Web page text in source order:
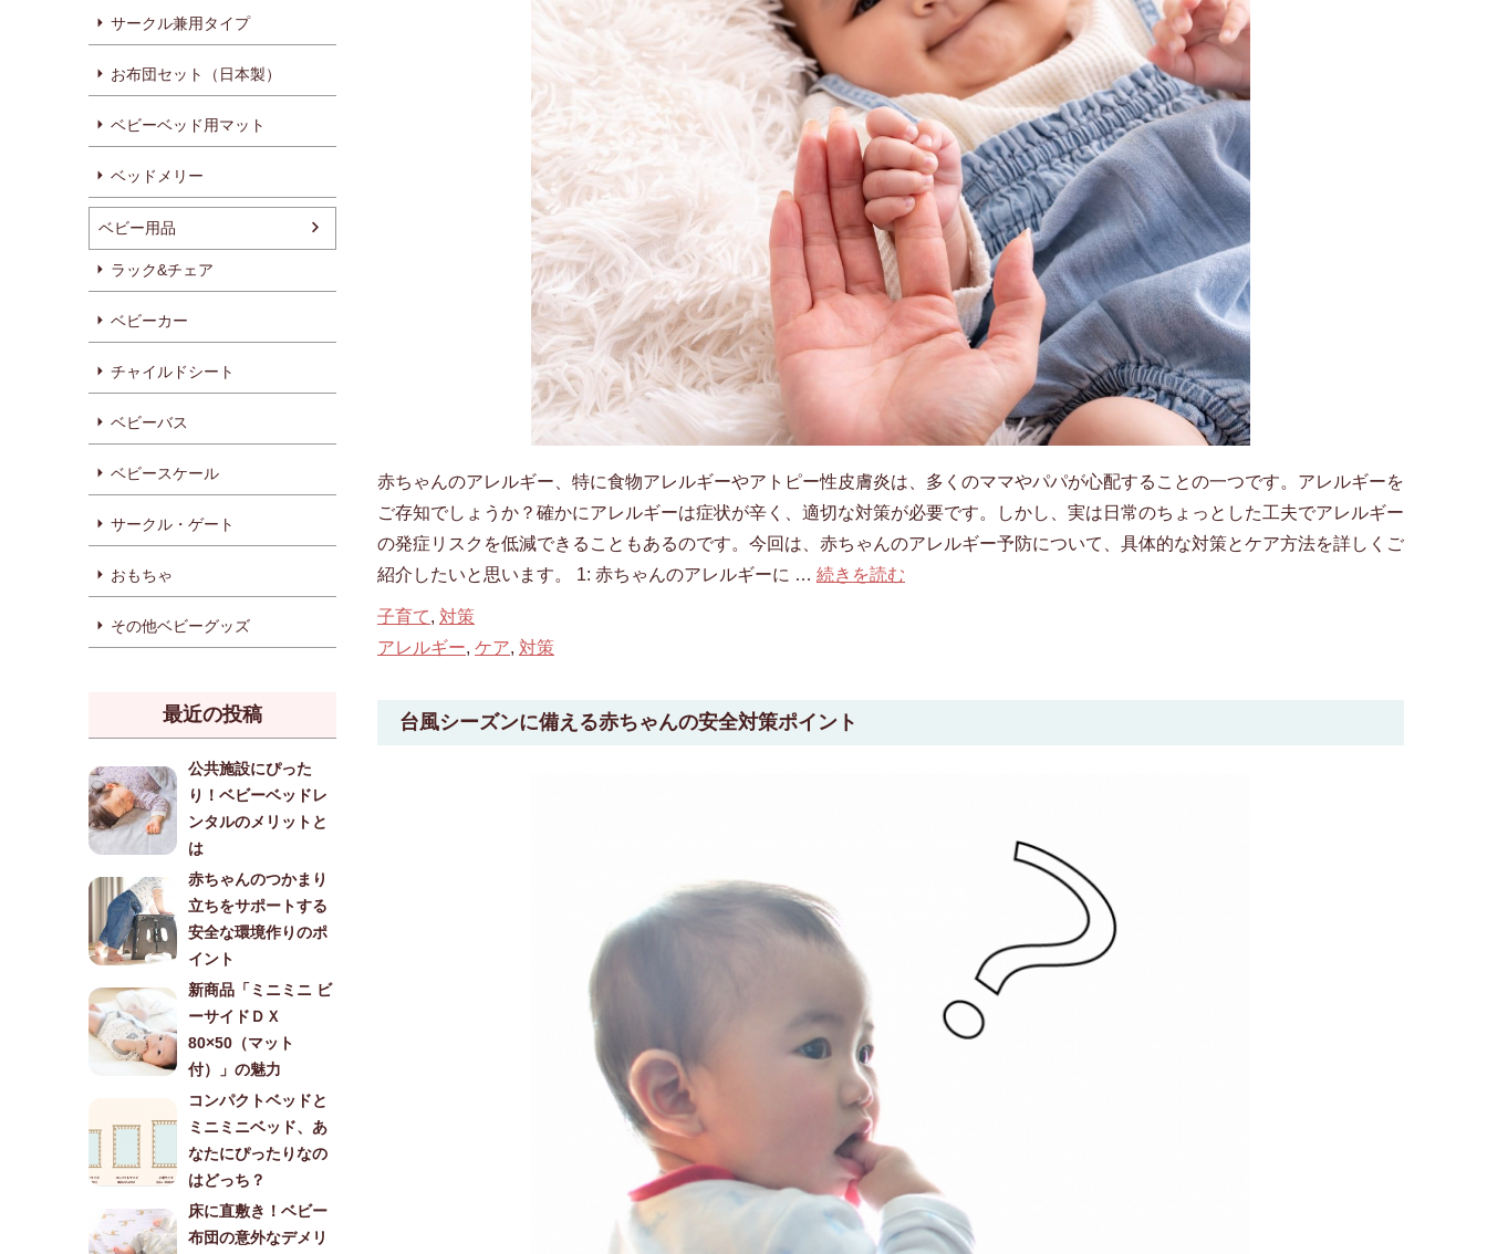
サークル兼用タイプ
お布団セット（日本製）
ベビーベッド用マット
ベッドメリー
ベビー用品
ラック&チェア
ベビーカー
チャイルドシート
ベビーバス
ベビースケール
サークル・ゲート
おもちゃ
その他ベビーグッズ
最近の投稿
公共施設にぴった
り！ベビーベッドレ
ンタルのメリットと
は
赤ちゃんのつかまり
立ちをサポートする
安全な環境作りのポ
イント
新商品「ミニミニ ビ
ーサイドＤＸ
80×50（マット
付）」の魅力
コンパクトベッドと
ミニミニベッド、あ
なたにぴったりなの
はどっち？
床に直敷き！ベビー
布団の意外なデメリ
赤ちゃんのアレルギー、特に食物アレルギーやアトピー性皮膚炎は、多くのママやパパが心配することの一つです。アレルギーを
ご存知でしょうか？確かにアレルギーは症状が辛く、適切な対策が必要です。しかし、実は日常のちょっとした工夫でアレルギー
の発症リスクを低減できることもあるのです。今回は、赤ちゃんのアレルギー予防について、具体的な対策とケア方法を詳しくご
紹介したいと思います。 1: 赤ちゃんのアレルギーに … 続きを読む
子育て, 対策
アレルギー, ケア, 対策
台風シーズンに備える赤ちゃんの安全対策ポイント